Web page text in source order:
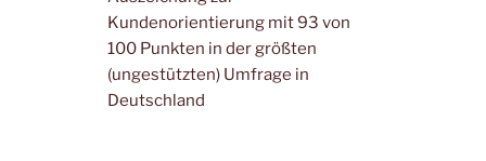
Kundenorientierung mit 93 von
100 Punkten in der größten
(ungestützten) Umfrage in
Deutschland